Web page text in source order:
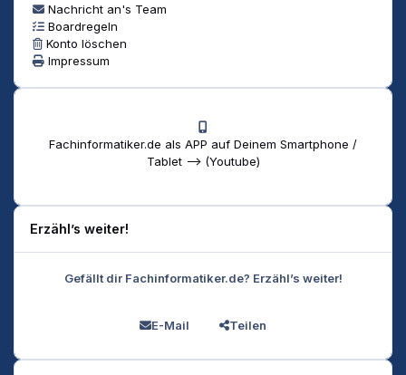
Nachricht an's Team
Boardregeln
Konto löschen
Impressum
Fachinformatiker.de als APP auf Deinem Smartphone /
Tablet --> (Youtube)
Erzähl’s weiter!
Gefällt dir Fachinformatiker.de? Erzähl’s weiter!
E-Mail Teilen